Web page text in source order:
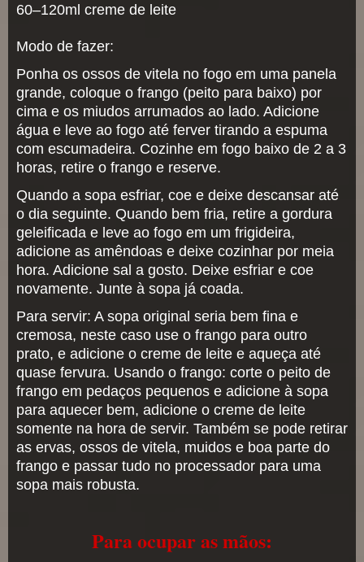
60–120ml creme de leite
Modo de fazer:
Ponha os ossos de vitela no fogo em uma panela
grande, coloque o frango (peito para baixo) por
cima e os miudos arrumados ao lado. Adicione
água e leve ao fogo até ferver tirando a espuma
com escumadeira. Cozinhe em fogo baixo de 2 a 3
horas, retire o frango e reserve.
Quando a sopa esfriar, coe e deixe descansar até
o dia seguinte. Quando bem fria, retire a gordura
geleificada e leve ao fogo em um frigideira,
adicione as amêndoas e deixe cozinhar por meia
hora. Adicione sal a gosto. Deixe esfriar e coe
novamente. Junte à sopa já coada.
Para servir: A sopa original seria bem fina e
cremosa, neste caso use o frango para outro
prato, e adicione o creme de leite e aqueça até
quase fervura. Usando o frango: corte o peito de
frango em pedaços pequenos e adicione à sopa
para aquecer bem, adicione o creme de leite
somente na hora de servir. Também se pode retirar
as ervas, ossos de vitela, muidos e boa parte do
frango e passar tudo no processador para uma
sopa mais robusta.
Para ocupar as mãos: